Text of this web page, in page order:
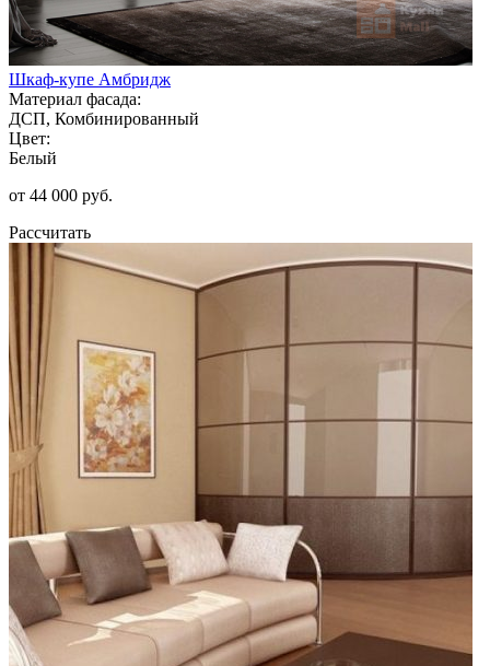
Шкаф-купе Амбридж
Материал фасада:
ДСП, Комбинированный
Цвет:
Белый
от 44 000 руб.
Рассчитать